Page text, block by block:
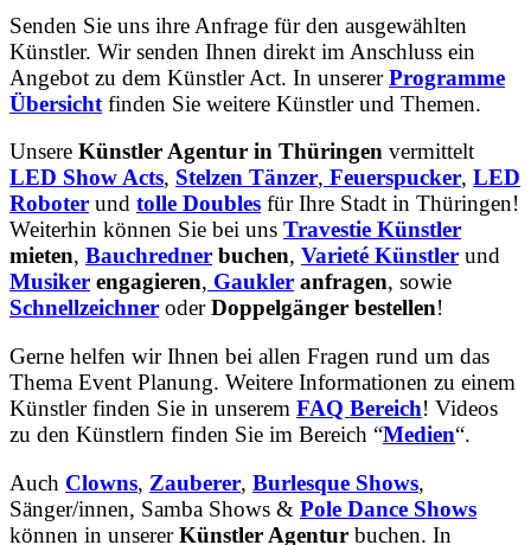
Senden Sie uns ihre Anfrage für den ausgewählten
Künstler. Wir senden Ihnen direkt im Anschluss ein
Angebot zu dem Künstler Act. In unsererProgramme
Übersicht finden Sie weitere Künstler und Themen.
Unsere Künstler Agentur in Thüringen vermittelt
LED Show Acts, Stelzen Tänzer, Feuerspucker, LED
Roboter und tolle Doubles für Ihre Stadt in Thüringen!
Weiterhin können Sie bei uns Travestie Künstler
mieten, Bauchredner buchen, Varieté Künstler und
Musiker engagieren, Gaukler anfragen, sowie
Schnellzeichner oderDoppelgänger bestellen!
Gerne helfen wir Ihnen bei allen Fragen rund um das
Thema Event Planung. Weitere Informationen zu einem
Künstler finden Sie in unserem FAQ Bereich! Videos
zu den Künstlern finden Sie im Bereich “Medien“.
Auch Clowns, Zauberer, Burlesque Shows,
Sänger/innen, Samba Shows & Pole Dance Shows
können in unsererKünstler Agentur buchen. In